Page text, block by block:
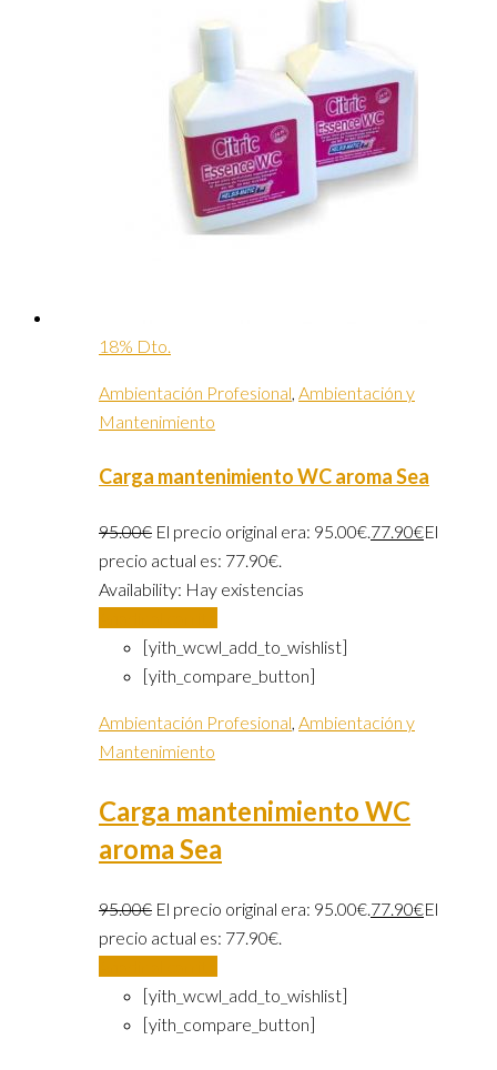
18% Dto.
Ambientación Profesional, Ambientación y
Mantenimiento
Carga mantenimiento WC aroma Sea
95.00€ El precio original era: 95.00€. 77.90€El
precio actual es: 77.90€.
Availability: Hay existencias
[yith_wcwl_add_to_wishlist]
[yith_compare_button]
Ambientación Profesional Ambientación y
Mantenimiento
Carga mantenimiento WC
aroma Sea
95.00€ El precio original era: 95.00€. 77.90€El
precio actual es: 77.90€.
[yith_wcwl_add_to_wishlist]
[yith_compare_button]